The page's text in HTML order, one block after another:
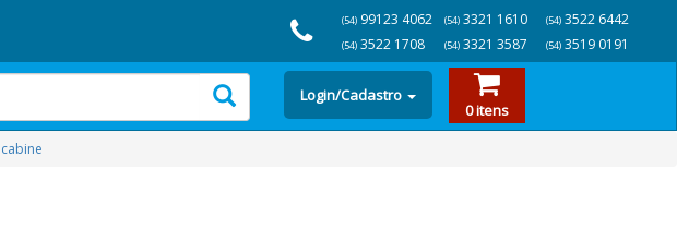
(54) 99123 4062
(54) 3522 1708
(54)3321 1610
(54)3321 3587
(54)3522 6442
(54)3519 0191
Login/Cadastro
0 itens